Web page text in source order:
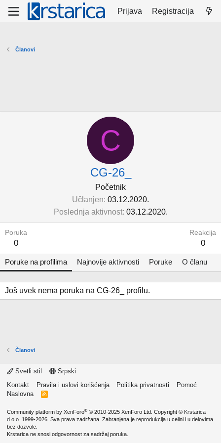
Prijava Registracija
Članovi
C
CG-26_
Početnik
Učlanjen 03.12.2020.
Poslednja aktivnost 03.12.2020.
Poruka
0
Reakcija
0
Poruke na profilima Najnovije aktivnosti Poruke O članu
Još uvek nema poruka na CG-26_ profilu.
Članovi
Svetli stil
Srpski
Kontakt
Pravila i uslovi korišćenja Politika privatnosti
Pomoć
Naslovna
R
Community platform by XenForo® © 2010-2025 XenForo Ltd. Copyright © Krstarica
d.o.o. 1999-2026. Sva prava zadržana. Zabranjena je reprodukcija u celini i u delovima
bez dozvole.
Krstarica ne snosi odgovornost za sadržaj poruka.